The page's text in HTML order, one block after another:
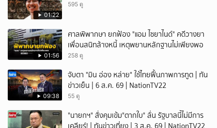
01:22
595 ดู
01:56
ศาลพิพากษา ยกฟ้อง "แอม ไซยาไนด์" คดีวางยา
เพื่อนสนิทล้างหนี้ เหตุพยานหลักฐานไม่เพียงพอ
258 ดู
09:38
จับตา "มิน อ่อง หล่าย" ใช้ไทยฟื้นภาพการทูต | ทัน
ข่าวเย็น | 6 ส.ค. 69 | NationTV22
55 ดู
"นายกฯ" สั่งคุมเข้ม"ตากใบ" ลั่น รัฐบาลนี้ไม่มีการ